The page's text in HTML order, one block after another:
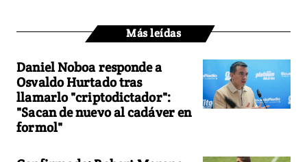
Más leídas
Daniel Noboa responde a
Osvaldo Hurtado tras
llamarlo "criptodictador":
"Sacan de nuevo al cadáver en
formol"